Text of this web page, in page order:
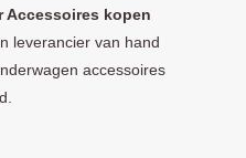
Accessoires kopen
leverancier van hand
accessoires